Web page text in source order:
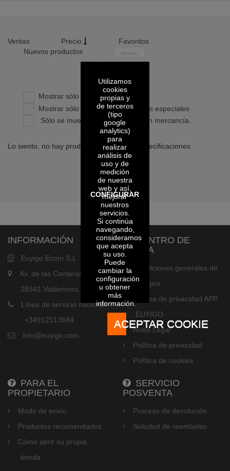
Utilizamos
cookies
propias y
de terceros
(tipo
google
analytics)
para
realizar
análisis de
uso y de
medición
de nuestra
web y así,
mejorar
nuestros
servicios.
Si continúa
navegando,
consideramos
que acepta
su uso.
Puede
cambiar la
configuración
u obtener
más
información.
ACEPTAR COOKIE
CONFIGURAR
Ventas Precio
Favoritos
Nuevos productos
-
Confirmar
Mostrar sólo productos propios
Mostrar sólo productos con precios especiales
Sólo se muestran los artículos con mercancía.
Lo siento, no hay productos con dichas especificaciones
INFORMACIÓN
Euyigo Ecom S.L
Av. de las Canteras, 21,
28341 Valdemoro, Madrid
Línea de servicio nacional
: +34912513684
info@euyigo.com
CENTRO DE
AYUDA
Condiciones generales de
compra
Política de privacidad APP
EUYIGO
Aviso Legal
Política de privacidad
Política de cookies
PARA EL
PROPIETARIO
Modo de envío
Productos recomendados
Cómo abrir su propia
tienda
SERVICIO
POSVENTA
Proceso de devolución
Solicitud de reembolso